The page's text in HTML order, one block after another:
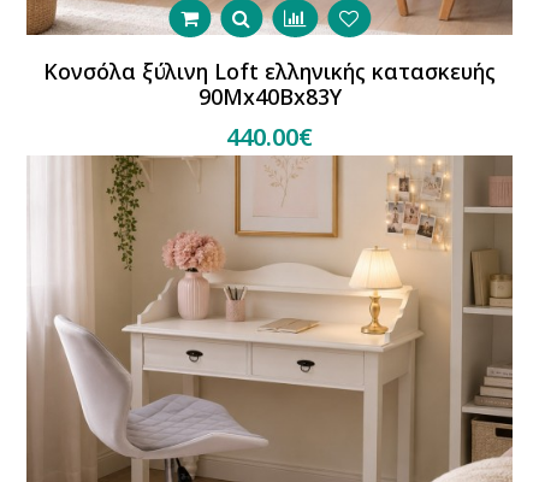
Κονσόλα ξύλινη Loft ελληνικής κατασκευής
90Mx40Bx83Y
440.00€